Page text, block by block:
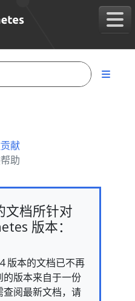
献
助
文档所针对
版本：
版本的文档已不再
版本来自于一份
阅最新文档，请